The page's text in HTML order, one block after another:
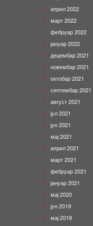
април 2022
март 2022
фебруар 2022
јануар 2022
децембар 2021
новембар 2021
октобар 2021
септембар 2021
август 2021
јул 2021
јун 2021
мај 2021
април 2021
март 2021
фебруар 2021
јануар 2021
мај 2020
јун 2019
мај 2018